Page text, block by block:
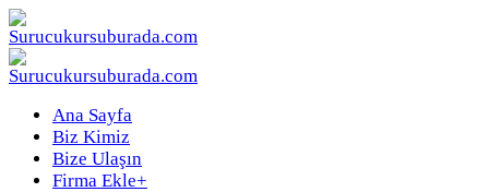
Ana Sayfa
Biz Kimiz
Bize Ulaşın
Firma Ekle+